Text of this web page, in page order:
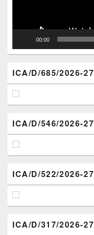
00:00
ICA/D/685/2026-27
ICA/D/546/2026-27
ICA/D/522/2026-27
ICA/D/317/2026-27